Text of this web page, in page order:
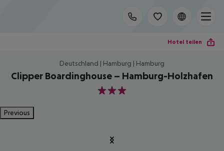
Hotel teilen
Deutschland | Hamburg | Hamburg
Clipper Boardinghouse – Hamburg-Holzhafen
3
Previous